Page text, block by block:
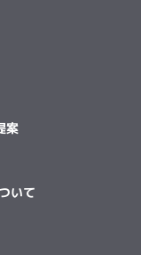
案
いて